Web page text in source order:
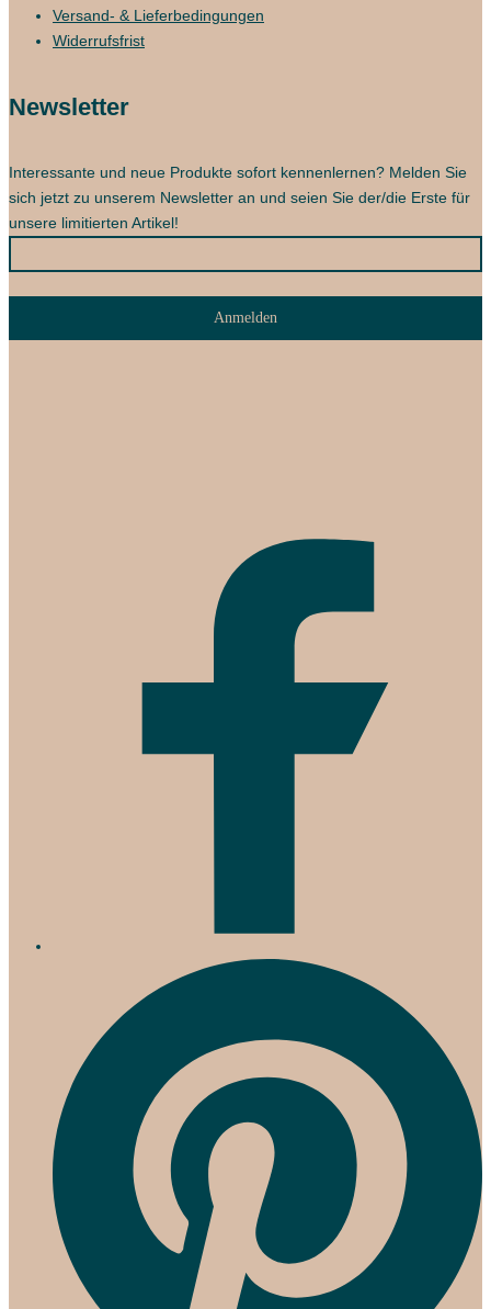
Versand- & Lieferbedingungen
Widerrufsfrist
Newsletter
Interessante und neue Produkte sofort kennenlernen? Melden Sie
sich jetzt zu unserem Newsletter an und seien Sie der/die Erste für
unsere limitierten Artikel!
Anmelden